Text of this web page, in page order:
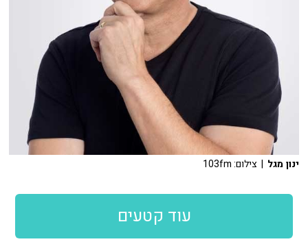
ינון מגל | צילום: 103fm
עוד קטעים